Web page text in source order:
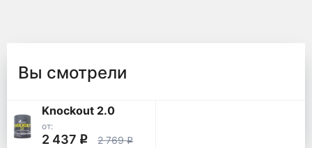
Вы смотрели
Knockout 2.0
от:
2 437 q 2 769q